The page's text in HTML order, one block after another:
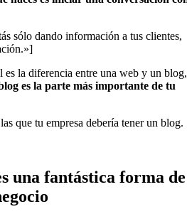
sólo dando información a tus clientes,
es la diferencia entre una web y un blog,
es la parte más importante de tu
que tu empresa debería tener un blog.
una fantástica forma de